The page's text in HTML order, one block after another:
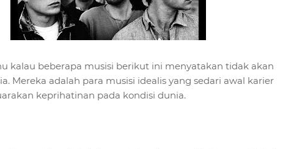
kalau beberapa musisi berikut ini menyatakan tidak akan
Mereka adalah para musisi idealis yang sedari awal karier
keprihatinan pada kondisi dunia.